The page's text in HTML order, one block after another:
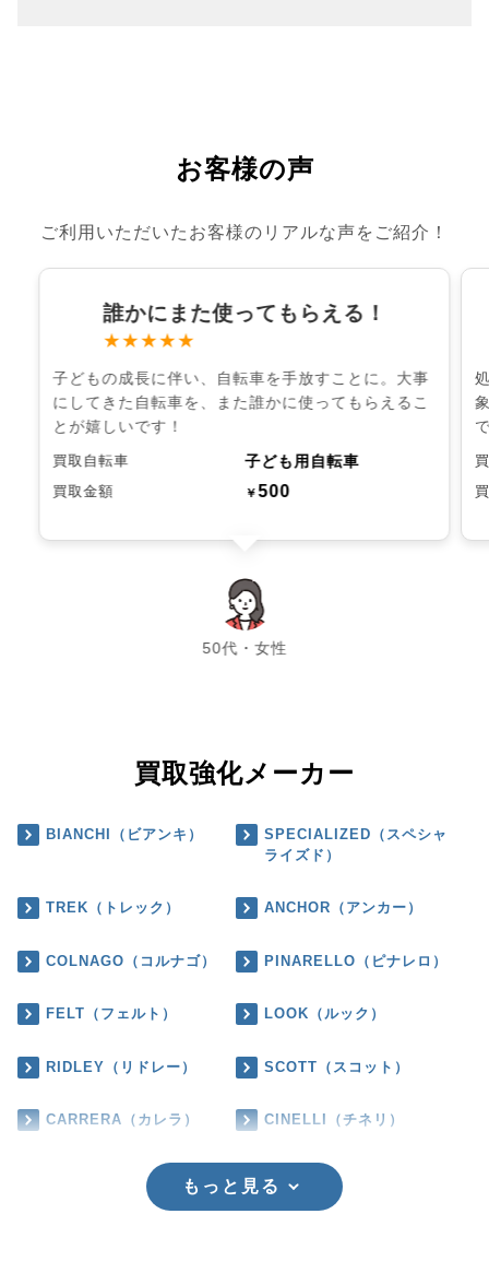
お客様の声
ご利用いただいたお客様のリアルな声をご紹介！
誰かにまた使ってもらえる！
★★★★★
子どもの成長に伴い、自転車を手放すことに。大事
にしてきた自転車を、また誰かに使ってもらえるこ
とが嬉しいです！
買取自転車 子ども用自転車
買取金額 ￥500
50代・女性
chevron_left chevron_right
買取強化メーカー
BIANCHI（ビアンキ）
SPECIALIZED（スペシャ
ライズド）
TREK（トレック） ANCHOR（アンカー）
COLNAGO（コルナゴ） PINARELLO（ピナレロ）
FELT（フェルト） LOOK（ルック）
RIDLEY（リドレー） SCOTT（スコット）
CARRERA（カレラ） CINELLI（チネリ）
もっと見る